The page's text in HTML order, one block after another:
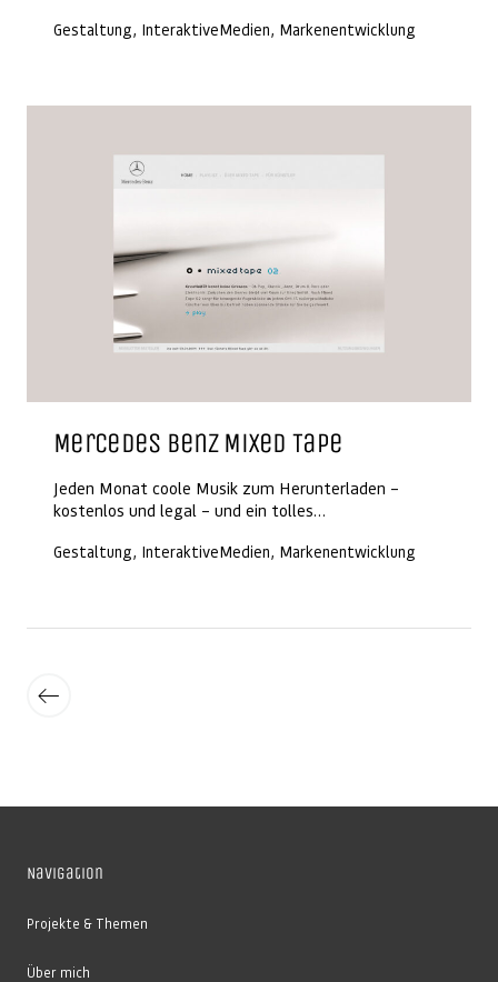
Gestaltung, InteraktiveMedien, Markenentwicklung
Mercedes Benz Mixed Tape
Jeden Monat coole Musik zum Herunterladen –
kostenlos und legal – und ein tolles…
Gestaltung, InteraktiveMedien, Markenentwicklung
Beiträge
Navigation
Projekte & Themen
Über mich